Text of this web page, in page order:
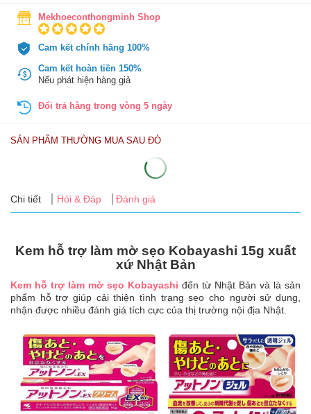
Tin
tức
Mekhoeconthongminh Shop
Cam kết chính hãng 100%
Cam kết hoàn tiền 150%
Nếu phát hiện hàng giả
Đổi trả hàng trong vòng 5 ngày
SẢN PHẨM THƯỜNG MUA SAU ĐÓ
Chi tiết Hỏi & Đáp Đánh giá
Kem hỗ trợ làm mờ sẹo Kobayashi 15g xuất
xứ Nhật Bản
Kem hỗ trợ làm mờ sẹo Kobayashi đến từ Nhật Bản và là sản
phẩm hỗ trợ giúp cải thiện tình trạng sẹo cho người sử dụng,
nhận được nhiều đánh giá tích cực của thị trường nội địa Nhật.